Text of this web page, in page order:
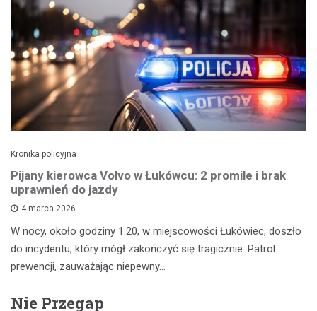
Kronika policyjna
Pijany kierowca Volvo w Łukówcu: 2 promile i brak
uprawnień do jazdy
4 marca 2026
W nocy, około godziny 1:20, w miejscowości Łukówiec, doszło
do incydentu, który mógł zakończyć się tragicznie. Patrol
prewencji, zauważając niepewny…
Nie Przegap